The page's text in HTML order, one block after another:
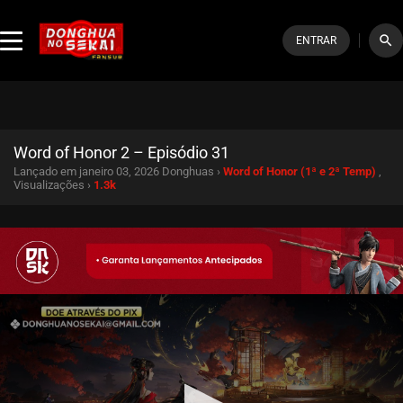
ENTRAR search
Word of Honor 2 – Episódio 31
Lançado em janeiro 03, 2026 Donghuas › Word of Honor (1ª e 2ª Temp)
Visualizações › 1.3k